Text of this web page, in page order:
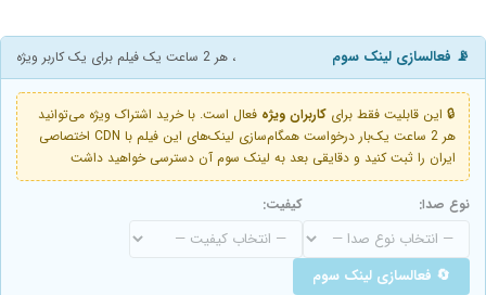
📡 فعالسازی لینک سوم ، هر 2 ساعت یک فیلم برای یک کاربر ویژه
🔒 این قابلیت فقط برای کاربران ویژه فعال است. با خرید اشتراک ویژه می‌توانید
هر 2 ساعت یک‌بار درخواست همگام‌سازی لینک‌های این فیلم با CDN اختصاصی
ایران را ثبت کنید و دقایقی بعد به لینک سوم آن دسترسی خواهید داشت
نوع صدا: کیفیت:
🔄 فعالسازی لینک سوم